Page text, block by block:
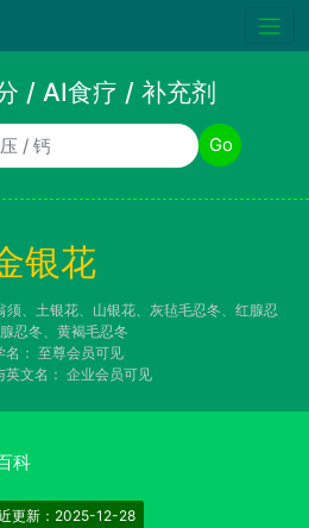
/ AI食疗 / 补充剂
剂名称 Go
银花
、土银花、山银花、灰毡毛忍冬、红腺忍
忍冬、黄褐毛忍冬
： 至尊会员可见
文名： 企业会员可见
科
更新：2025-12-28